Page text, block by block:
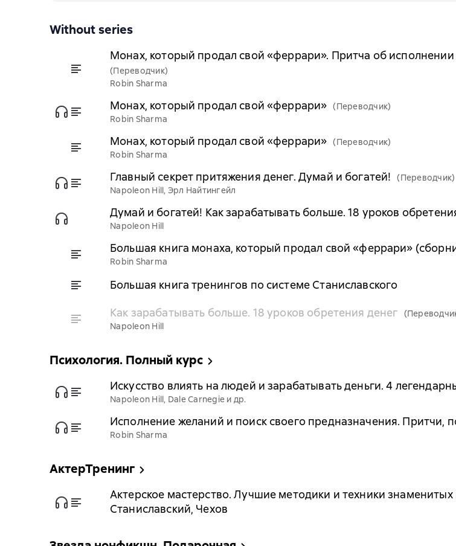
Without series
Монах, который продал свой «феррари». Притча об исполнении
(Переводчик)
Robin Sharma
Монах, который продал свой «феррари» (Переводчик)
Robin Sharma
Монах, который продал свой «феррари» (Переводчик)
Robin Sharma
Главный секрет притяжения денег. Думай и богатей!
(Переводчик)
Napoleon Hill, Эрл Найтингейл
Думай и богатей! Как зарабатывать больше. 18 уроков
Napoleon Hill
Большая книга монаха, который продал свой «феррари»
Robin Sharma
Большая книга тренингов по системе Станиславского
Как зарабатывать больше. 18 уроков обретения денег
Napoleon Hill
Психология. Полный курс
Искусство влиять на людей и зарабатывать деньги. 4
Napoleon Hill, Dale Carnegie и др.
Исполнение желаний и поиск своего предназначения. Притчи,
Robin Sharma
АктерТренинг
Актерское мастерство. Лучшие методики и техники
Станиславский, Чехов